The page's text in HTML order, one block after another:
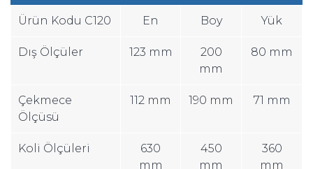
Ürün Kodu C120 En Boy Yük
Dış Ölçüler 123 mm
200
mm
80 mm
Çekmece
Ölçüsü
112 mm 190 mm 71 mm
Koli Ölçüleri
630
mm
450
mm
360
mm